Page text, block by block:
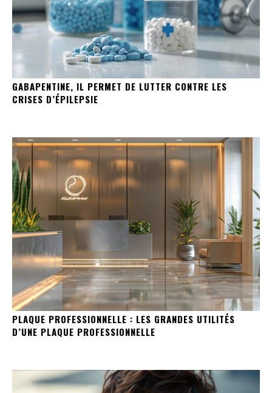
GABAPENTINE, IL PERMET DE LUTTER CONTRE LES
CRISES D’ÉPILEPSIE
PLAQUE PROFESSIONNELLE : LES GRANDES UTILITÉS
D’UNE PLAQUE PROFESSIONNELLE